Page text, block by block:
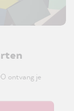
ontvang je